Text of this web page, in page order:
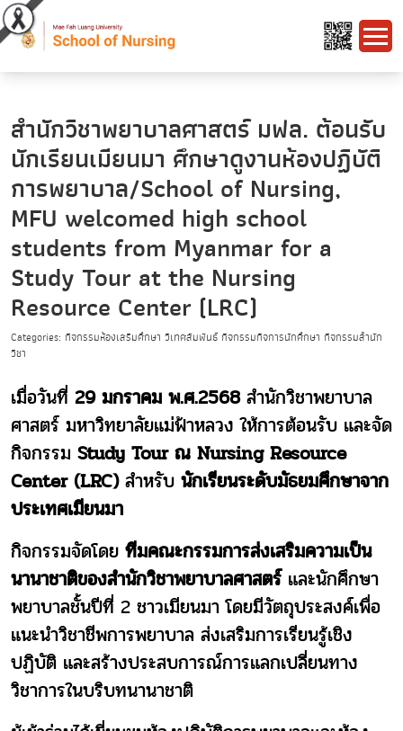
สำนักวิชาพยาบาลศาสตร์ มฟล. ต้อนรับ
นักเรียนเมียนมา ศึกษาดูงานห้องปฏิบัติ
การพยาบาล/School of Nursing,
MFU welcomed high school
students from Myanmar for a
Study Tour at the Nursing
Resource Center (LRC)
Categories: กิจกรรมห้องเสริมศึกษา วิเทศสัมพันธ์ กิจกรรมกิจการนักศึกษา กิจกรรมสำนัก
วิชา
เมื่อวันที่ 29 มกราคม พ.ศ.2568สำนักวิชาพยาบาล
ศาสตร์ มหาวิทยาลัยแม่ฟ้าหลวง ให้การต้อนรับ และจัด
กิจกรรม Study Tour ณ Nursing Resource
Center (LRC)สำหรับ นักเรียนระดับมัธยมศึกษาจาก
ประเทศเมียนมา
กิจกรรมจัดโดย ทีมคณะกรรมการส่งเสริมความเป็น
นานาชาติของสำนักวิชาพยาบาลศาสตร์และนักศึกษา
พยาบาลชั้นปีที่ 2 ชาวเมียนมา โดยมีวัตถุประสงค์เพื่อ
แนะนำวิชาชีพการพยาบาล ส่งเสริมการเรียนรู้เชิง
ปฏิบัติ และสร้างประสบการณ์การแลกเปลี่ยนทาง
วิชาการในบริบทนานาชาติ